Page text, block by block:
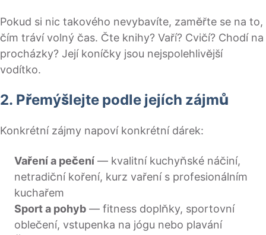
Pokud si nic takového nevybavíte, zaměřte se na to,
čím tráví volný čas. Čte knihy? Vaří? Cvičí? Chodí na
procházky? Její koníčky jsou nejspolehlivější
vodítko.
2. Přemýšlejte podle jejích zájmů
Konkrétní zájmy napoví konkrétní dárek:
Vaření a pečení — kvalitní kuchyňské náčiní,
netradiční koření, kurz vaření s profesionálním
kuchařem
Sport a pohyb — fitness doplňky, sportovní
oblečení, vstupenka na jógu nebo plavání